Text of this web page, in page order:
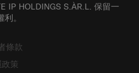
IP HOLDINGS S.ÀR.L. 保留一
利。
條款
策